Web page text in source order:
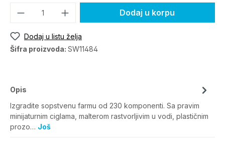
Dodaj u korpu
Dodaj u listu želja
Šifra proizvoda: SW11484
Opis
Izgradite sopstvenu farmu od 230 komponenti. Sa pravim
minijaturnim ciglama, malterom rastvorljivim u vodi, plastičnim
prozo… Još